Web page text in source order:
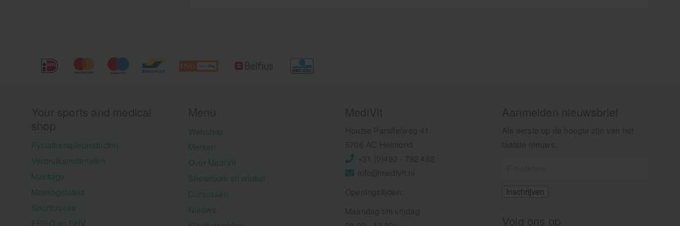
Fysiotherapieproducten
Verbruiksmaterialen
Massage
Massagetafels
Sportbraces
EHBO en BHV
Webshop
Merken
Over MediVit
Showroom en winkel
Cursussen
Nieuws